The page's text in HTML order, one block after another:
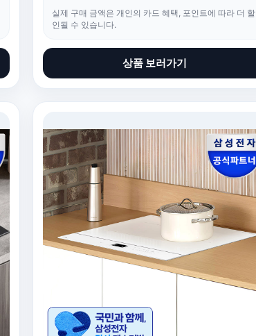
실제 구매 금액은 개인의 카드 혜택, 포인트에 따라 더 할
인될 수 있습니다.
상품 보러가기